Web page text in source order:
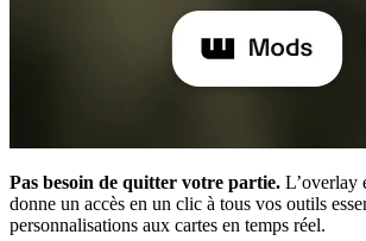
Pas besoin de quitter votre partie. L’overlay
donne un accès en un clic à tous vos outils
personnalisations aux cartes en temps réel.